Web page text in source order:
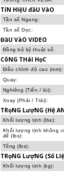
TíN HIệU đầU VàO
Tần số Ngang:
Tần số Dọc:
ĐầU VàO VIDEO
Đồng bộ kỹ thuật số:
CôNG THáI HọC
Điều chỉnh độ cao (mm):
Quay:
Nghiêng (Tiến / lùi):
Xoay (Phải / Trái):
TRọNG LượNG (Hệ
Khối lượng tịnh (lbs):
Khối lượng tịnh không
đế (lbs):
Tổng (lbs):
TRọNG LượNG (Số
Khối lượng tịnh (kg):